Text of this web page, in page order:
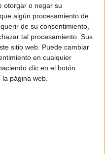
otorgar o negar su
algún procesamiento de
de su consentimiento,
tal procesamiento. Sus
sitio web. Puede cambiar
en cualquier
clic en el botón
página web.